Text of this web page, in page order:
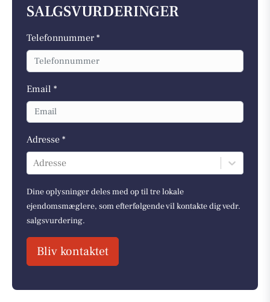
SALGSVURDERINGER
Telefonnummer *
Email *
Adresse *
Adresse
Dine oplysninger deles med op til tre lokale
ejendomsmæglere, som efterfølgende vil kontakte dig vedr.
salgsvurdering.
Bliv kontaktet